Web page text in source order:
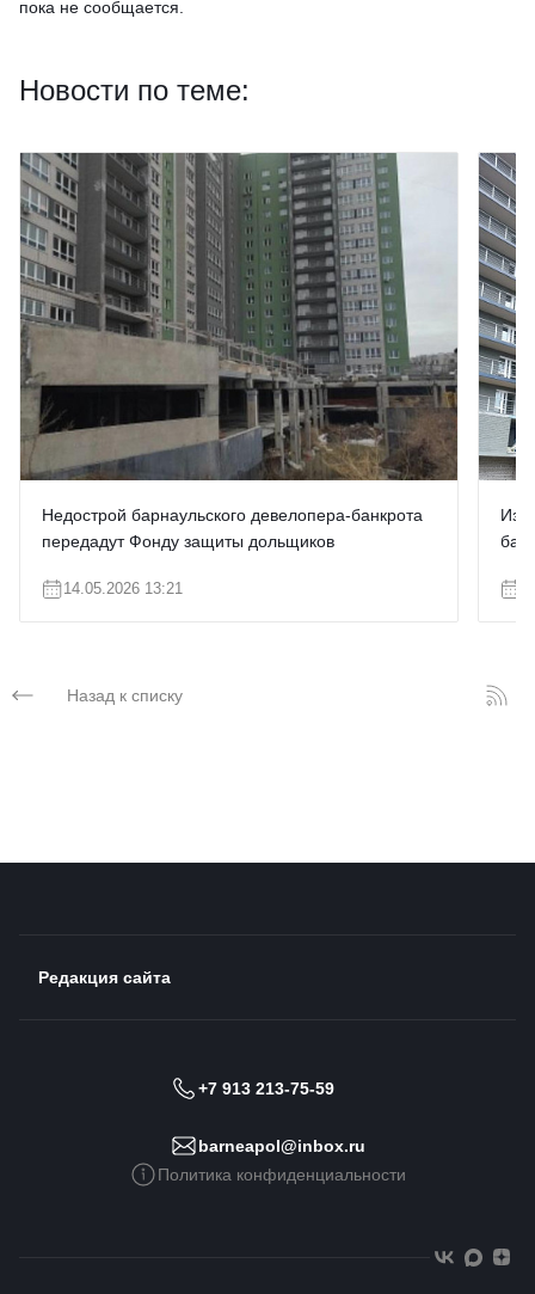
пока не сообщается.
Новости по теме:
Недострой барнаульского девелопера-банкрота
передадут Фонду защиты дольщиков
14.05.2026 13:21
Назад к списку
Редакция сайта
+7 913 213-75-59
barneapol@inbox.ru
Политика конфиденциальности